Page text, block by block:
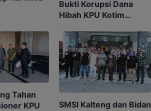
Bukti Korupsi Dana
Hibah KPU Kotim
Pilkada
Tahan
KPU
SMSI Kalteng dan Bidan